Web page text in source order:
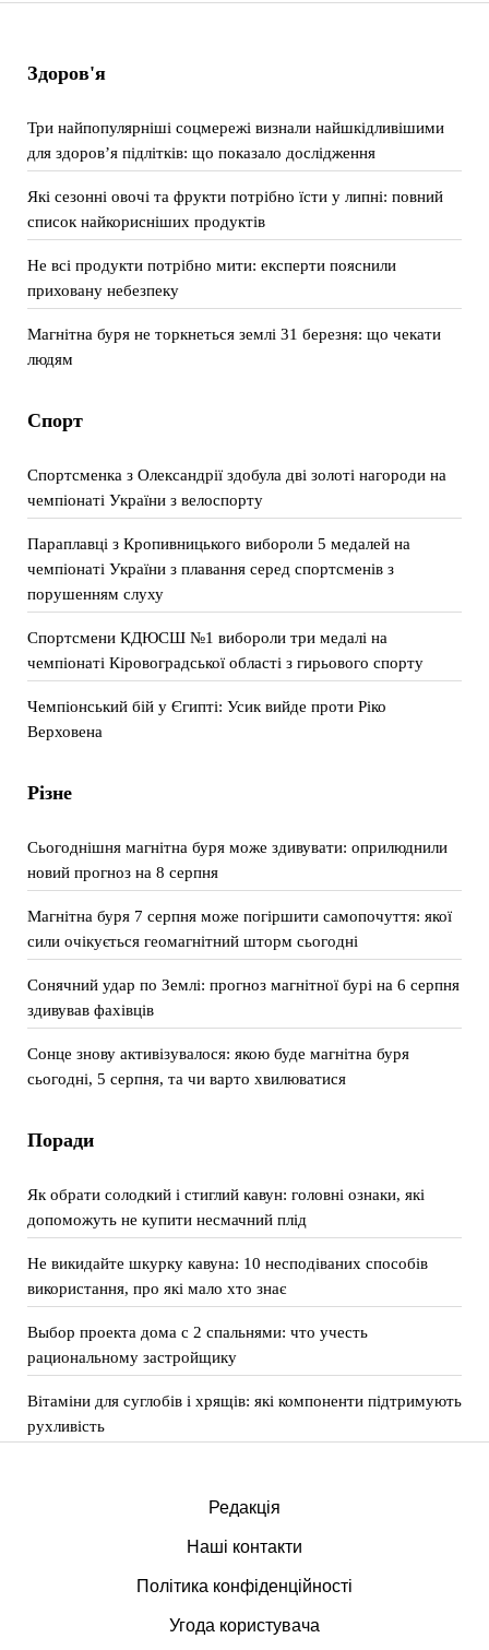
Здоров'я
Три найпопулярніші соцмережі визнали найшкідливішими
для здоров’я підлітків: що показало дослідження
Які сезонні овочі та фрукти потрібно їсти у липні: повний
список найкорисніших продуктів
Не всі продукти потрібно мити: експерти пояснили
приховану небезпеку
Магнітна буря не торкнеться землі 31 березня: що чекати
людям
Спорт
Спортсменка з Олександрії здобула дві золоті нагороди на
чемпіонаті України з велоспорту
Параплавці з Кропивницького вибороли 5 медалей на
чемпіонаті України з плавання серед спортсменів з
порушенням слуху
Спортсмени КДЮСШ №1 вибороли три медалі на
чемпіонаті Кіровоградської області з гирьового спорту
Чемпіонський бій у Єгипті: Усик вийде проти Ріко
Верховена
Різне
Сьогоднішня магнітна буря може здивувати: оприлюднили
новий прогноз на 8 серпня
Магнітна буря 7 серпня може погіршити самопочуття: якої
сили очікується геомагнітний шторм сьогодні
Сонячний удар по Землі: прогноз магнітної бурі на 6 серпня
здивував фахівців
Сонце знову активізувалося: якою буде магнітна буря
сьогодні, 5 серпня, та чи варто хвилюватися
Поради
Як обрати солодкий і стиглий кавун: головні ознаки, які
допоможуть не купити несмачний плід
Не викидайте шкурку кавуна: 10 несподіваних способів
використання, про які мало хто знає
Выбор проекта дома с 2 спальнями: что учесть
рациональному застройщику
Вітаміни для суглобів і хрящів: які компоненти підтримують
рухливість
Редакція
Наші контакти
Політика конфіденційності
Угода користувача